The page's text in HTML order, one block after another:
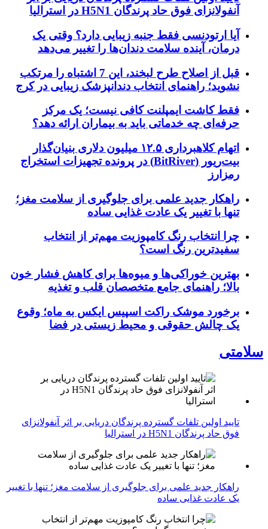
آنفولانزای فوق حاد پرندگان H5N1 در استرالیا
آیا ارتودنسی فقط جنبه زیبایی دارد؟ وقتی یک
درمان، آینده سلامت دندان‌ها را تغییر می‌دهد
قبل از اصلاح طرح لبخند، این 7 اشتباه را مرتکب
نشوید؛ راهنمای انتخاب دندانپزشک زیبایی در کرج
فقط کاشت ایمپلنت کافی نیست؛ یک مرکز
حرفه‌ای چه خدماتی باید به بیماران ارائه دهد؟
اتهام کلاهبرداری ۱۲.۵ میلیون دلاری بنیان‌گذار
بیت‌ریور (BitRiver) در پرونده تجهیزات استخراج
رمزارز
راهکار جدید علمی برای جلوگیری از سلامت مغز؛
تنها با تغییر یک عادت غذایی ساده
چرا انتخاب رنگ کامپوزیت مهم‌تر از انتخاب
سفیدترین رنگ است؟
بهترین خوراکی‌ها و میوه‌ها برای کاهش فشار خون
بالا؛ راهنمای جامع متخصصان قلب و تغذیه
برخورد موشک راکت اسپیس ایکس به ماه؛ وقوع
یک چالش حقوقی و محیط زیستی در فضا
سلامتی
تایید اولین تلفات گسترده پرندگان دریایی بر اثر آنفولانزای
فوق حاد پرندگان H5N1 در استرالیا
راهکار جدید علمی برای جلوگیری از سلامت مغز؛ تنها با تغییر
یک عادت غذایی ساده